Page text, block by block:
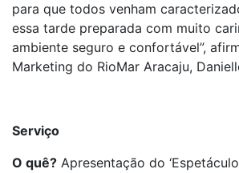
para que todos venham
essa tarde preparada com muito
ambiente seguro e confortável”,
Marketing do RioMar Aracaju,
Serviço
O quê? Apresentação do